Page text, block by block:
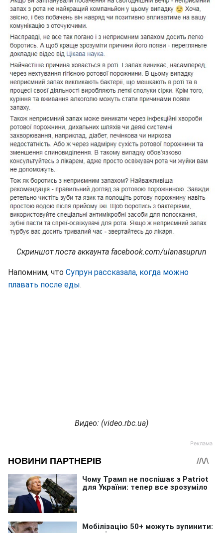
Скриншот поста аккаунта facebook.com/ulanasuprun
Напомним, что Супрун рассказала, когда можно
плавать после еды.
Видео: (video.rbc.ua)